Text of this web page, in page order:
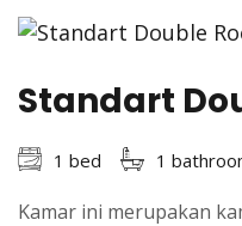
Standart
1 bed 1
Kamar ini merupakan